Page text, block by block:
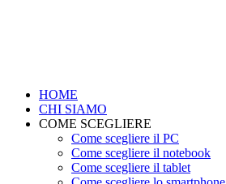
HOME
CHI SIAMO
COME SCEGLIERE
Come scegliere il PC
Come scegliere il notebook
Come scegliere il tablet